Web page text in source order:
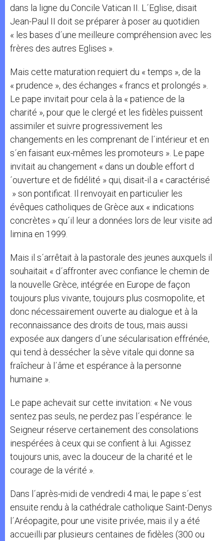
dans la ligne du Concile Vatican II. L´Eglise, disait
Jean-Paul II doit se préparer à poser au quotidien
« les bases d´une meilleure compréhension avec les
frères des autres Eglises ».
Mais cette maturation requiert du « temps », de la
« prudence », des échanges « francs et prolongés ».
Le pape invitait pour cela à la « patience de la
charité », pour que le clergé et les fidèles puissent
assimiler et suivre progressivement les
changements en les comprenant de l´intérieur et en
s´en faisant eux-mêmes les promoteurs ». Le pape
invitait au changement « dans un double effort d
´ouverture et de fidélité » qui, disait-il a « caractérisé
» son pontificat. Il renvoyait en particulier les
évêques catholiques de Grèce aux « indications
concrètes » qu´il leur a données lors de leur visite ad
limina en 1999.
Mais il s´arrêtait à la pastorale des jeunes auxquels il
souhaitait « d´affronter avec confiance le chemin de
la nouvelle Grèce, intégrée en Europe de façon
toujours plus vivante, toujours plus cosmopolite, et
donc nécessairement ouverte au dialogue et à la
reconnaissance des droits de tous, mais aussi
exposée aux dangers d´une sécularisation effrénée,
qui tend à dessécher la sève vitale qui donne sa
fraîcheur à l´âme et espérance à la personne
humaine ».
Le pape achevait sur cette invitation: « Ne vous
sentez pas seuls, ne perdez pas l´espérance: le
Seigneur réserve certainement des consolations
inespérées à ceux qui se confient à lui. Agissez
toujours unis, avec la douceur de la charité et le
courage de la vérité ».
Dans l´après-midi de vendredi 4 mai, le pape s´est
ensuite rendu à la cathédrale catholique Saint-Denys
l´Aréopagite, pour une visite privée, mais il y a été
accueilli par plusieurs centaines de fidèles (300 ou